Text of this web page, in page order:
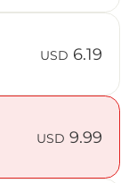
USD 6.19
USD 9.99